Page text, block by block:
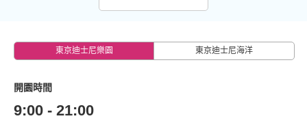
東京迪士尼樂園 東京迪士尼海洋
開園時間
9:00 - 21:00